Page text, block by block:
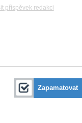
příspěvek redakci
Zapamatovat